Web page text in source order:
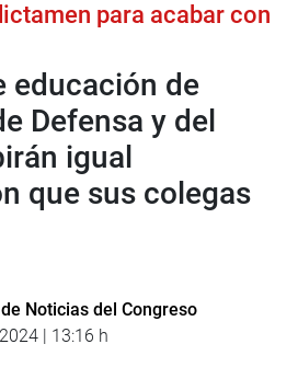
para acabar con
educación de
Defensa y del
igual
que sus colegas
Noticias del Congreso
| 13:16 h